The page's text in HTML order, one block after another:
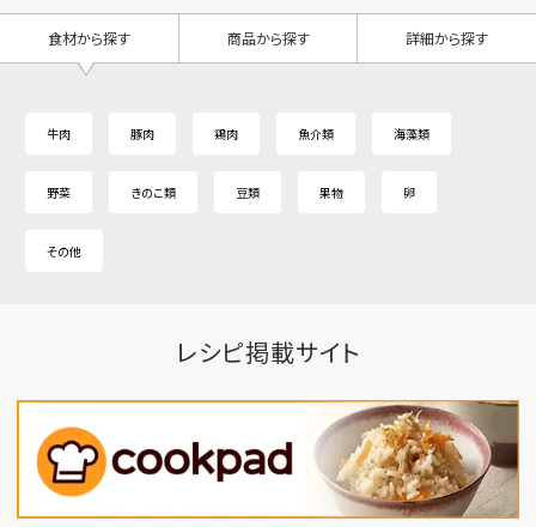
食材から探す 商品から探す 詳細から探す
牛肉 豚肉 鶏肉 魚介類 海藻類
野菜 きのこ類 豆類 果物 卵
その他
レシピ掲載サイト